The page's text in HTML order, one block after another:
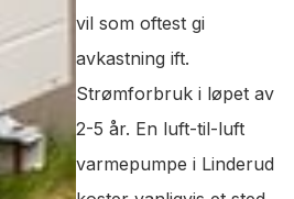
vil som oftest gi
avkastning ift.
Strømforbruk i løpet av
2-5 år. En luft-til-luft
varmepumpe i Linderud